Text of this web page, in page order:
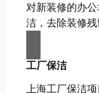
对新装修的办
洁，去除装修残
工厂保洁
上海工厂保洁